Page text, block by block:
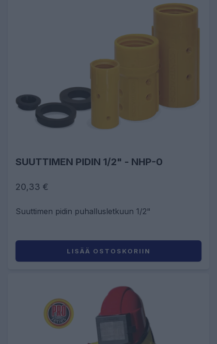
SUUTTIMEN PIDIN 1/2" - NHP-0
20,33 €
Suuttimen pidin puhallusletkuun 1/2"
LISÄÄ OSTOSKORIIN